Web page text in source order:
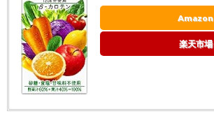
Amazon
楽天市場